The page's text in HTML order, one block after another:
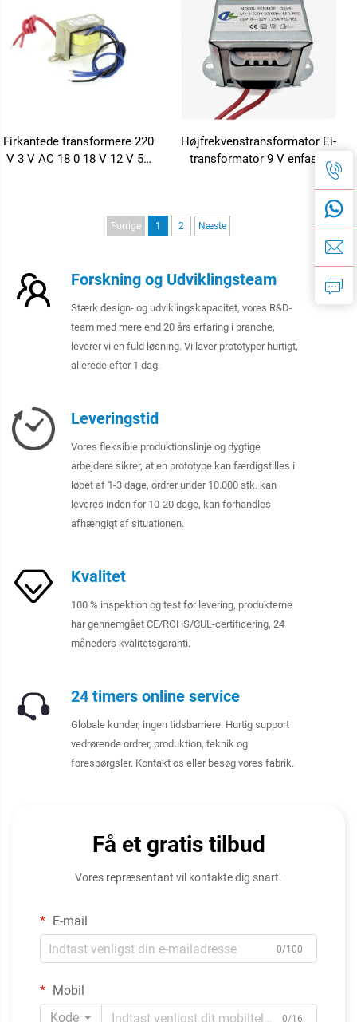
VAC/24VAC Arbejde
Firkantede transformere 220
V 3 V AC 18 0 18 V 12 V 50
Højfrekvenstransformator Ei-
transformator 9 V enfaset
Forrige 1 2 Næste
Forskning og Udviklingsteam
Stærk design- og udviklingskapacitet, vores R&D-
team med mere end 20 års erfaring i branche,
leverer vi en fuld løsning. Vi laver prototyper hurtigt,
allerede efter 1 dag.
Leveringstid
Vores fleksible produktionslinje og dygtige
arbejdere sikrer, at en prototype kan færdigstilles i
løbet af 1-3 dage, ordrer under 10.000 stk. kan
leveres inden for 10-20 dage, kan forhandles
afhængigt af situationen.
Kvalitet
100 % inspektion og test før levering, produkterne
har gennemgået CE/ROHS/CUL-certificering, 24
måneders kvalitetsgaranti.
24 timers online service
Globale kunder, ingen tidsbarriere. Hurtig support
vedrørende ordrer, produktion, teknik og
forespørgsler. Kontakt os eller besøg vores fabrik.
Få et gratis tilbud
Vores repræsentant vil kontakte dig snart.
E-mail
0/100
Mobil
Kode
0/16